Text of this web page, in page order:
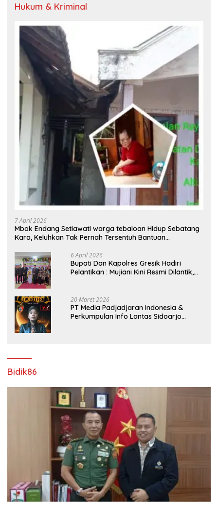
Hukum & Kriminal
7 April 2026
Mbok Endang Setiawati warga tebaloan Hidup Sebatang
Kara, Keluhkan Tak Pernah Tersentuh Bantuan
6 April 2026
​Bupati Dan Kapolres Gresik Hadiri
Pelantikan : Mujiani Kini Resmi Dilantik,
20 Maret 2026
PT Media Padjadjaran Indonesia &
Perkumpulan Info Lantas Sidoarjo
Bidik86